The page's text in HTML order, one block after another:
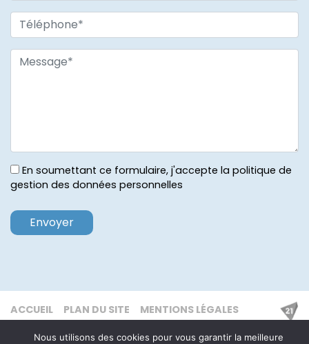
En soumettant ce formulaire, j'accepte la politique de
gestion des données personnelles
ACCUEIL PLAN DU SITE MENTIONS LÉGALES
Nous utilisons des cookies pour vous garantir la meilleure